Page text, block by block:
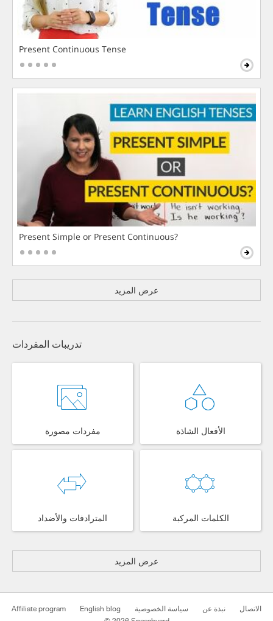
Present Continuous Tense
Present Simple or Present Continuous?
عرض المزيد
تدريبات المفردات
مفردات مصورة الأفعال الشاذة
المترادفات والأضداد الكلمات المركبة
عرض المزيد
Affiliate program English blog سياسة الخصوصية نبذة عن
الاتصال